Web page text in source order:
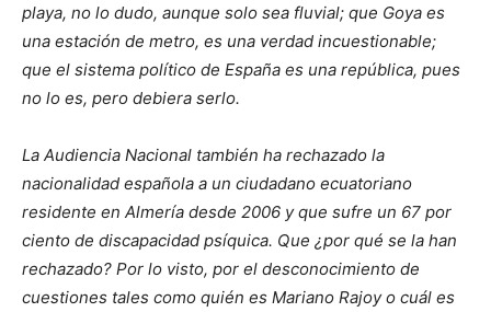
playa, no lo dudo, aunque solo sea fluvial; que Goya es
una estación de metro, es una verdad incuestionable;
que el sistema político de España es una república, pues
no lo es, pero debiera serlo.
La Audiencia Nacional también ha rechazado la
nacionalidad española a un ciudadano ecuatoriano
residente en Almería desde 2006 y que sufre un 67 por
ciento de discapacidad psíquica. Que ¿por qué se la han
rechazado? Por lo visto, por el desconocimiento de
cuestiones tales como quién es Mariano Rajoy o cuál es